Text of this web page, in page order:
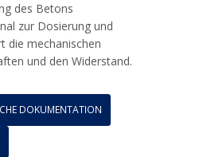
des Betons
zur Dosierung und
die mechanischen
und den Widerstand.
DOKUMENTATION